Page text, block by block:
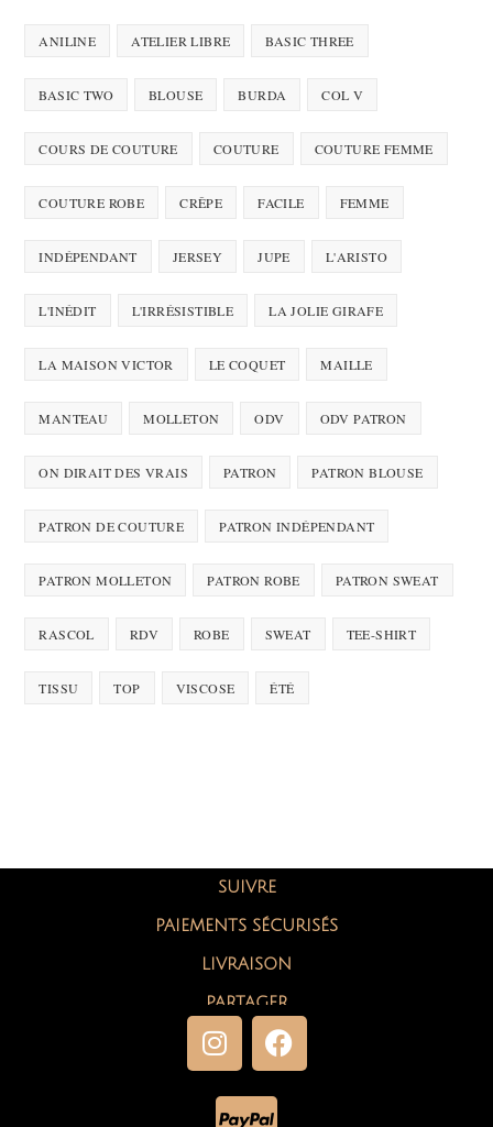
ANILINE ATELIER LIBRE BASIC THREE
BASIC TWO BLOUSE BURDA COL V
COURS DE COUTURE COUTURE COUTURE FEMME
COUTURE ROBE CRÊPE FACILE FEMME
INDÉPENDANT JERSEY JUPE L'ARISTO
L'INÉDIT L'IRRÉSISTIBLE LA JOLIE GIRAFE
LA MAISON VICTOR LE COQUET MAILLE
MANTEAU MOLLETON ODV ODV PATRON
ON DIRAIT DES VRAIS PATRON PATRON BLOUSE
PATRON DE COUTURE PATRON INDÉPENDANT
PATRON MOLLETON PATRON ROBE PATRON SWEAT
RASCOL RDV ROBE SWEAT TEE-SHIRT
TISSU TOP VISCOSE ÉTÉ
SUIVRE
PAIEMENTS SÉCURISÉS
LIVRAISON
PARTAGER